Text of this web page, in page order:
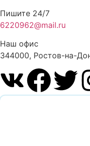
Пишите 24/7
6220962@mail.ru
Наш офис
344000, Ростов-на-